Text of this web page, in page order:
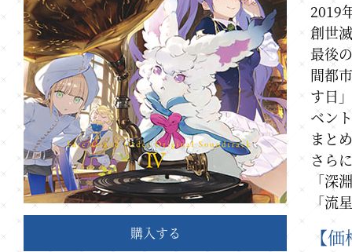
購入する
2019
創世
最後
間都
す日
ベン
まと
さら
「深
「流
【